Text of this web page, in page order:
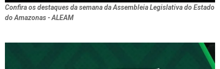
Confira os destaques da semana da Assembleia Legislativa do Estado
do Amazonas - ALEAM